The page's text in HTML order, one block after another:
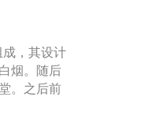
，其设计
烟。随后
。之后前